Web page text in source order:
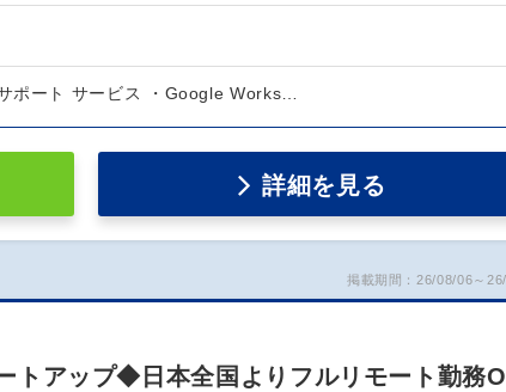
ポート サービス ・Google Works…
詳細を見る
掲載期間：26/08/06～
トアップ◆日本全国よりフルリモート勤務O